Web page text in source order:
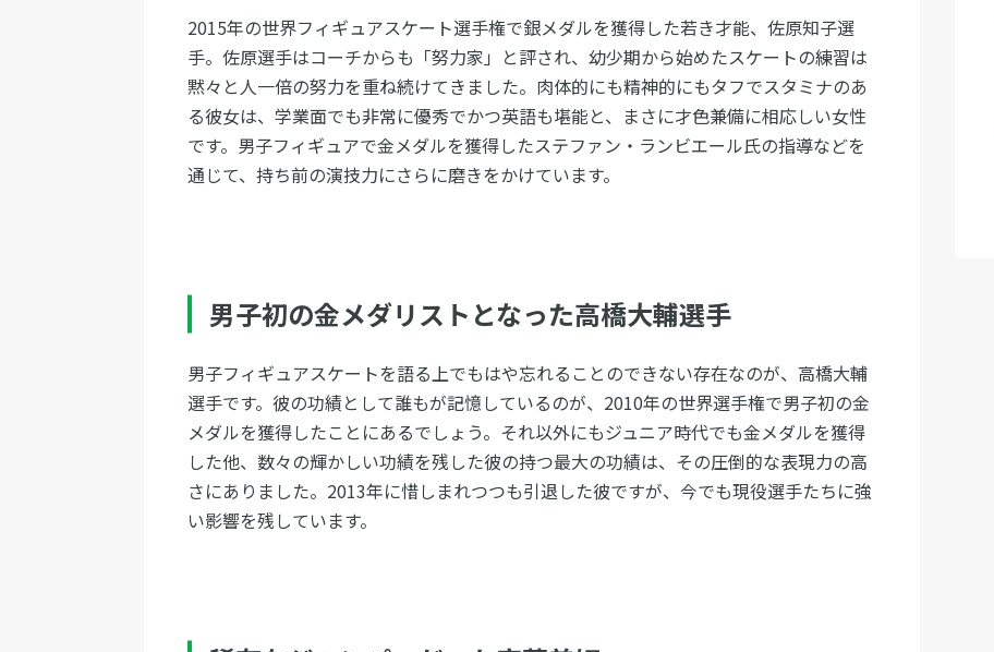
2015年の世界フィギュアスケート選手権で銀メダルを獲得した若き才能、佐原知子選
手。佐原選手はコーチからも「努力家」と評され、幼少期から始めたスケートの練習は
黙々と人一倍の努力を重ね続けてきました。肉体的にも精神的にもタフでスタミナのあ
る彼女は、学業面でも非常に優秀でかつ英語も堪能と、まさに才色兼備に相応しい女性
です。男子フィギュアで金メダルを獲得したステファン・ランビエール氏の指導などを
通じて、持ち前の演技力にさらに磨きをかけています。
男子初の金メダリストとなった高橋大輔選手
男子フィギュアスケートを語る上でもはや忘れることのできない存在なのが、高橋大輔
選手です。彼の功績として誰もが記憶しているのが、2010年の世界選手権で男子初の金
メダルを獲得したことにあるでしょう。それ以外にもジュニア時代でも金メダルを獲得
した他、数々の輝かしい功績を残した彼の持つ最大の功績は、その圧倒的な表現力の高
さにありました。2013年に惜しまれつつも引退した彼ですが、今でも現役選手たちに強
い影響を残しています。